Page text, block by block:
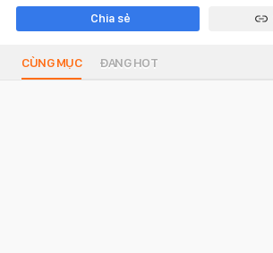
Chia sẻ
CÙNG MỤC ĐANG HOT